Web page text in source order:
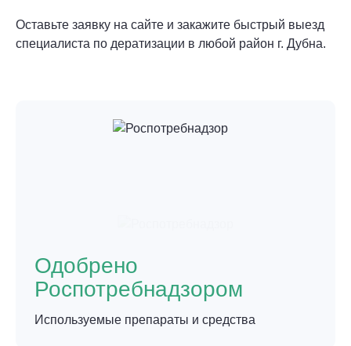
Оставьте заявку на сайте и закажите быстрый выезд
специалиста по дератизации в любой район г. Дубна.
Одобрено
Роспотребнадзором
Используемые препараты и средства